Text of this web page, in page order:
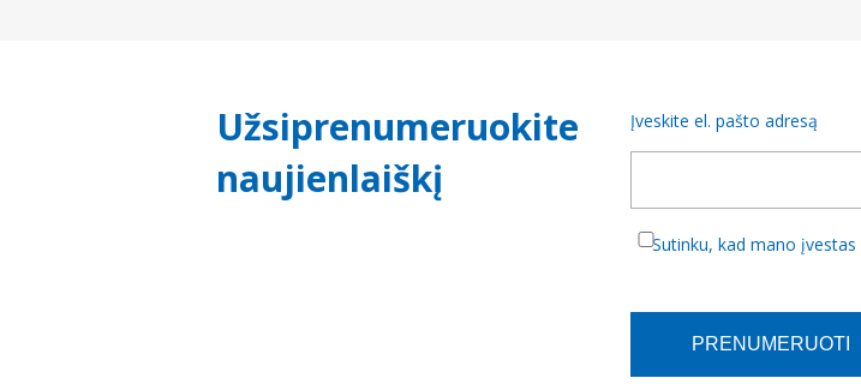
Užsiprenumeruokite
naujienlaiškį
Įveskite el. pašto adresą
Sutinku, kad mano